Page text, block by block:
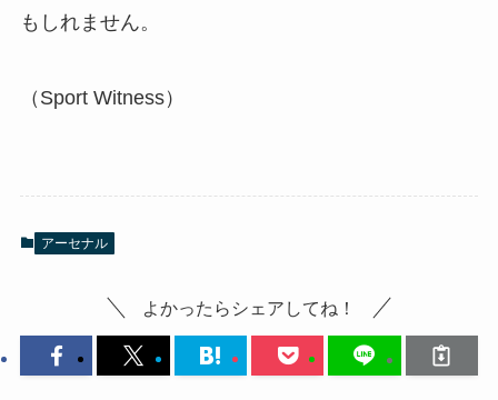
もしれません。
（Sport Witness）
アーセナル
よかったらシェアしてね！